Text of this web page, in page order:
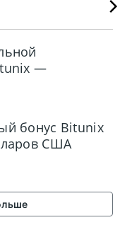
—
долларов
бонус Bitunix
США